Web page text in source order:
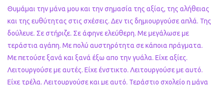
Θυμάμαι την μάνα μου και την σημασία της αξίας, της αλήθειας
και της ευθύτητας στις σχέσεις. Δεν τις δημιουργούσε απλά. Της
δούλευε. Σε στήριζε. Σε άφηνε ελεύθερη. Με μεγάλωσε με
τεράστια αγάπη. Με πολύ αυστηρότητα σε κάποια πράγματα.
Με πετούσε ξανά και ξανά έξω απο την γυάλα. Είχε αξίες.
Λειτουργούσε με αυτές. Είχε ένστικτο. Λειτουργούσε με αυτό.
Είχε τρέλα. Λειτουργούσε και με αυτό. Τεράστιο σχολείο η μάνα